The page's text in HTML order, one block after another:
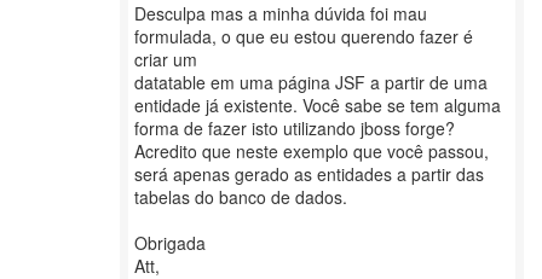
Desculpa mas a minha dúvida foi mau
formulada, o que eu estou querendo fazer é
criar um
datatable em uma página JSF a partir de uma
entidade já existente. Você sabe se tem alguma
forma de fazer isto utilizando jboss forge?
Acredito que neste exemplo que você passou,
será apenas gerado as entidades a partir das
tabelas do banco de dados.
Obrigada
Att,